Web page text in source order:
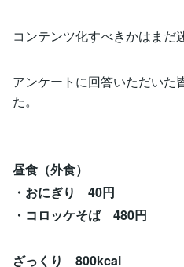
コンテンツ化すべきかはまだ
アンケートに回答いただいた
た。
昼食（外食）
・おにぎり 40円
・コロッケそば 480円
ざっくり 800kcal